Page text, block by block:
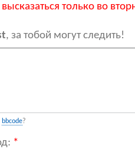
высказаться только во
, за тобой могут следить!
bbcode?
*